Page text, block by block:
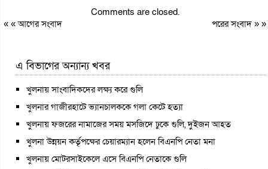
Comments are closed.
« «আগের সংবাদ পরের সংবাদ» »
এ বিভাগের অন্যান্য খবর
খুলনায় সাংবাদিকদের লক্ষ্য করে গুলি
খুলনার গাজীরহাটে ভ্যানচালককে গলা কেটে হত্যা
খুলনায় ফজরের নামাজের সময় মসজিদে ঢুকে গুলি, দুইজন আহত
খুলনা উন্নয়ন কর্তৃপক্ষের চেয়ারম্যান হলেন বিএনপি নেতা মনা
খুলনায় মোটরসাইকেলে এসে বিএনপি নেতাকে গুলি